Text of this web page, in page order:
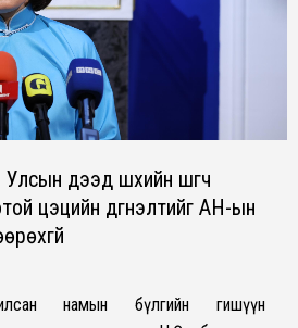
дээд шүүхийн шүүгч
цэцийн дүгнэлтийг АН-ын
намын бүлгийн гишүүн